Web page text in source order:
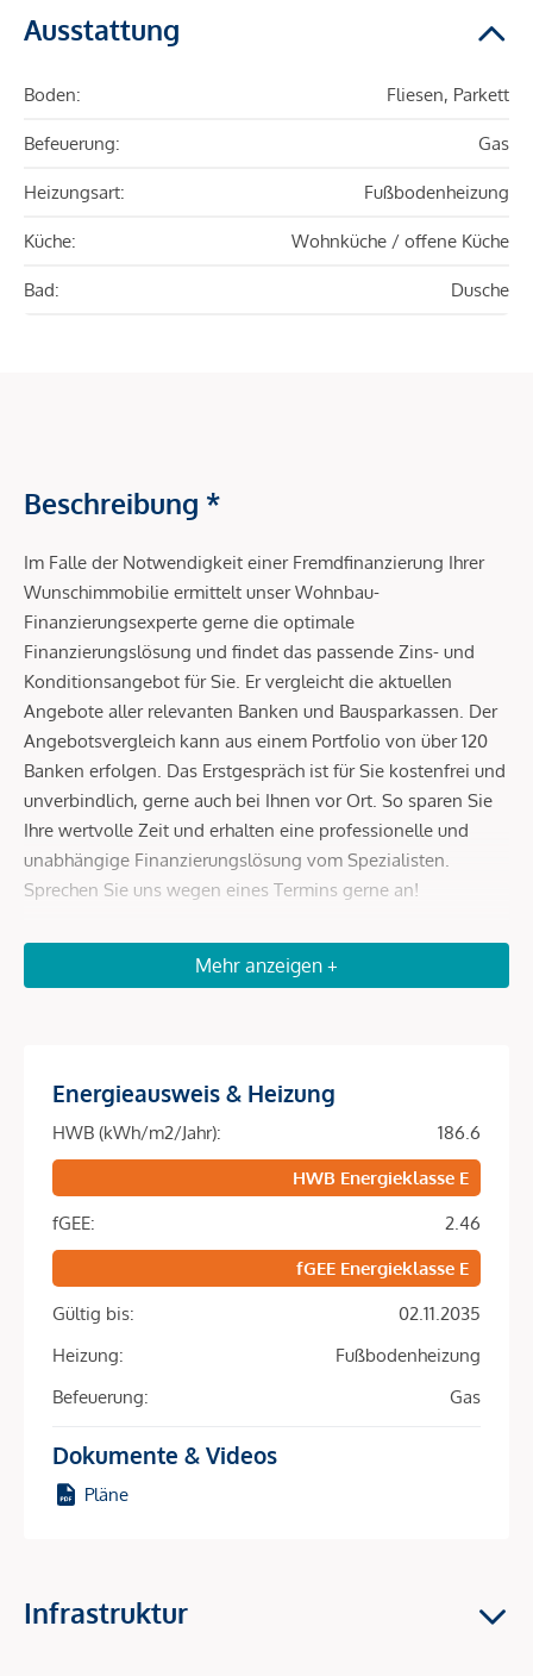
Ausstattung
Boden: Fliesen, Parkett
Befeuerung: Gas
Heizungsart: Fußbodenheizung
Küche: Wohnküche / offene Küche
Bad: Dusche
Beschreibung *
Im Falle der Notwendigkeit einer Fremdfinanzierung Ihrer
Wunschimmobilie ermittelt unser Wohnbau-
Finanzierungsexperte gerne die optimale
Finanzierungslösung und findet das passende Zins- und
Konditionsangebot für Sie. Er vergleicht die aktuellen
Angebote aller relevanten Banken und Bausparkassen. Der
Angebotsvergleich kann aus einem Portfolio von über 120
Banken erfolgen. Das Erstgespräch ist für Sie kostenfrei und
unverbindlich, gerne auch bei Ihnen vor Ort. So sparen Sie
Ihre wertvolle Zeit und erhalten eine professionelle und
unabhängige Finanzierungslösung vom Spezialisten.
Sprechen Sie uns wegen eines Termins gerne an!
Zum Verkauf gelangt eine schöne 2-Zimmer Wohnung im 3.
Wiener Gemeindebezirk.
Allgemeinflächen, die mit architektonischem Feingefühl und
viel Liebe zum Detail neu gestaltet wurden. Die Wohnung
ist ein Erstbezug hat eine Wohnfläche von ca. 46 m² und
gliedert sich in einen Vorraum, eine Wohnküche, ein
Zimmer, ein Badezimmer mit Wc und einen Abstellraum.
Zusätzlich dazu verfügt die Wohnung über einen ca. 6 m²
großen Balkon. Die Wohnräume sind mit schönem Eichen-
Parkett ausgestattet und die Nassräume sind verfliest.
Sie betreten die Wohnung und befinden sich im Vorraum,
geradeaus gelangen Sie in die Wohnküche, von hier
ruhigen Innenhof zeigt. Neben dem Wohnzimmer befindet
sich das Schlafzimmer. Das Bad ist mit einer Dusche, einem
Waschbecken, einem Handtuchtrockner, einem
Das Einkaufszentrum Galleria und der allseits beliebte
Mehr anzeigen +
Energieausweis & Heizung
HWB (kWh/m2/Jahr):
186.6
HWB Energieklasse E
fGEE:
2.46
fGEE Energieklasse E
Gültig bis:
02.11.2035
Heizung:
Fußbodenheizung
Befeuerung:
Gas
Dokumente & Videos
Pläne
Infrastruktur